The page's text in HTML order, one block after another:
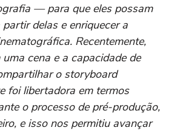
— para que eles possam
delas e enriquecer a
Recentemente,
cena e a capacidade de
o storyboard
foi libertadora em termos
o processo de pré-produção,
e isso nos permitiu avançar